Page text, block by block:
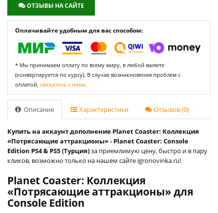
ОТЗЫВЫ НА САЙТЕ
Оплачивайте удобным для вас способом:
* Мы принимаем оплату по всему миру, в любой валюте
(конвертируется по курсу). В случае возникновения проблем с
оплатой, свяжитесь с нами.
Описание Характеристики Отзывов (0)
Купить на аккаунт дополнение Planet Coaster: Коллекция
«Потрясающие аттракционы» - Planet Coaster: Console
Edition PS4 & PS5 (Турция)за приемлимую цену, быстро и в пару
кликов, возможно только на нашем сайте igronovinka.ru!
Planet Coaster: Коллекция
«Потрясающие аттракционы» для
Console Edition